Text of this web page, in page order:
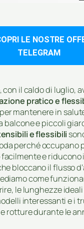
LE NOSTRE
TELEGRAM
con il caldo di luglio,
pratico e
mantenere in
balcone e piccoli
e flessibili
perché occupano
e riducono
bloccano il flusso
come
le lunghezze
interessanti e i
rotture durante le